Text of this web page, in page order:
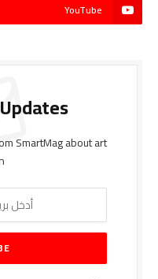
YouTube
SmartMag about art